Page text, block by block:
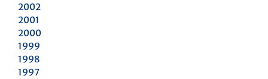
2002
2001
2000
1999
1998
1997